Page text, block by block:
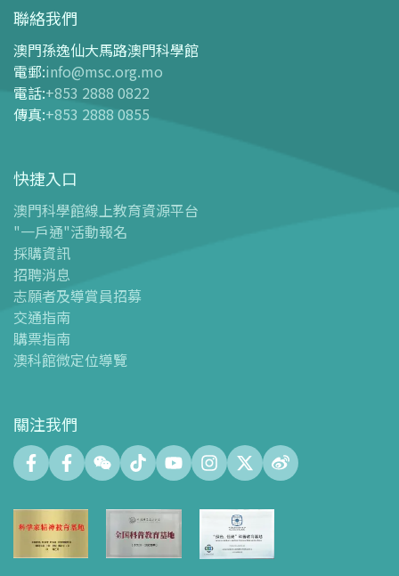
開放時間
交通指南
購票指南
- 網上購票
- 門票及優惠表
導覽圖
- 導覽圖
- 澳科館微定位導覽
場館設施
- 科學館兒童世界
- 展覽中心
- 天文館
- 會議中心
數字化製造實驗室 (FABLAB)
創客空間 (Maker Space)
- 智學園地
十五號展廳
- 科創育才綜合空間
聯絡我們
澳門孫逸仙大馬路澳門科學館
電郵:info@msc.org.mo
電話:+853 2888 0822
傳真:+853 2888 0855
快捷入口
澳門科學館線上教育資源平台
"一戶通"活動報名
採購資訊
招聘消息
志願者及導賞員招募
交通指南
購票指南
澳科館微定位導覽
關注我們